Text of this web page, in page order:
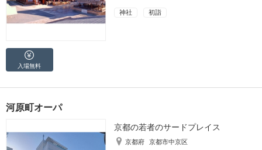
神社 初詣
入場無料
河原町オーパ
京都の若者のサードプレイス
京都府
京都市中京区